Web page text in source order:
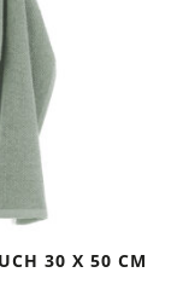
30 X 50 CM